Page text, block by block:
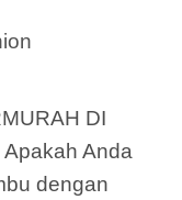
DI
Anda
dengan